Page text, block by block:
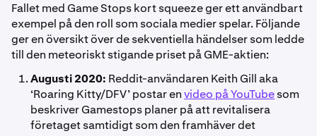
Fallet med Game Stops kort squeeze ger ett användbart
exempel på den roll som sociala medier spelar. Följande
ger en översikt över de sekventiella händelser som ledde
till den meteoriskt stigande priset på GME-aktien:
Augusti 2020: Reddit-användaren Keith Gill aka
‘Roaring Kitty/DFV’ postar envideo på YouTubesom
beskriver Gamestops planer på att revitalisera
företaget samtidigt som den framhäver det